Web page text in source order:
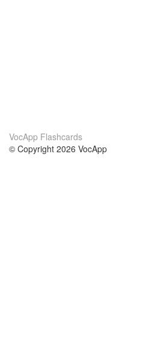
VocApp Flashcards
© Copyright 2026 VocApp